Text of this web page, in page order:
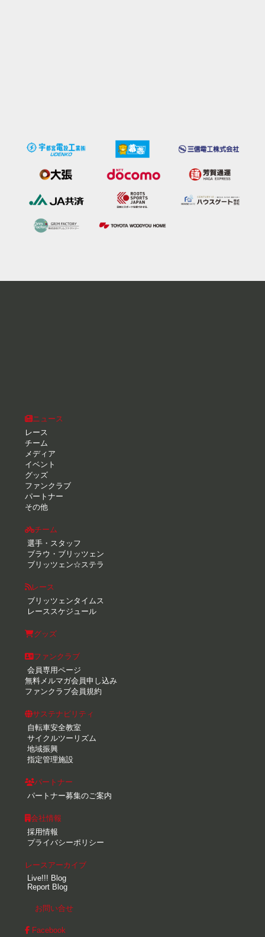
ニュース
レース
チーム
メディア
イベント
グッズ
ファンクラブ
パートナー
その他
チーム
選手・スタッフ
ブラウ・ブリッツェン
ブリッツェン☆ステラ
レース
ブリッツェンタイムス
レーススケジュール
グッズ
ファンクラブ
会員専用ページ
無料メルマガ会員申し込み
ファンクラブ会員規約
サステナビリティ
自転車安全教室
サイクルツーリズム
地域振興
指定管理施設
パートナー
パートナー募集のご案内
会社情報
採用情報
プライバシーポリシー
レースアーカイブ
Live!!! Blog
Report Blog
お問い合せ
Facebook